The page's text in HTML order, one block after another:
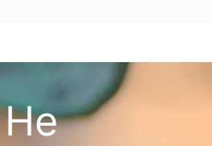
Не